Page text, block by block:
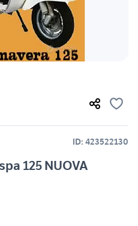
ID: 423522130
125 NUOVA